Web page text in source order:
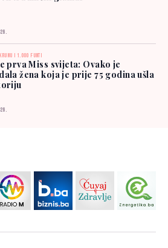
I 1.000 FUNTI
prva Miss svijeta: Ovako je
žena koja je prije 75 godina ušla